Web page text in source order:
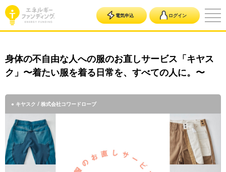
電気申込 ログイン
身体の不自由な人への服のお直しサービス「キヤス
ク」〜着たい服を着る日常を、すべての人に。〜
● キヤスク / 株式会社コワードローブ